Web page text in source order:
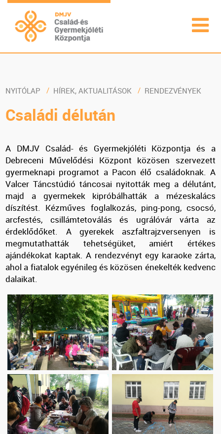
NYITÓLAP HÍREK, AKTUALITÁSOK RENDEZVÉNYEK
Családi délután
A DMJV Család- és Gyermekjóléti Központja és a
Debreceni Művelődési Központ közösen szervezett
gyermeknapi programot a Pacon élő családoknak. A
Valcer Táncstúdió táncosai nyitották meg a délutánt,
majd a gyermekek kipróbálhatták a mézeskalács
díszítést. Kézműves foglalkozás, ping-pong, csocsó,
arcfestés, csillámtetoválás és ugrálóvár várta az
érdeklődőket. A gyerekek aszfaltrajzversenyen is
megmutathatták tehetségüket, amiért értékes
ajándékokat kaptak. A rendezvényt egy karaoke zárta,
ahol a fiatalok egyénileg és közösen énekelték kedvenc
dalaikat.